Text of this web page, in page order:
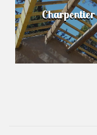
Charpentier